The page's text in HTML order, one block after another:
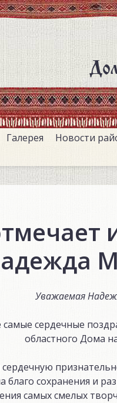
Галерея Новости
Уважаемая
сердечные
областного Дома
благо сохранения и
самых смелых